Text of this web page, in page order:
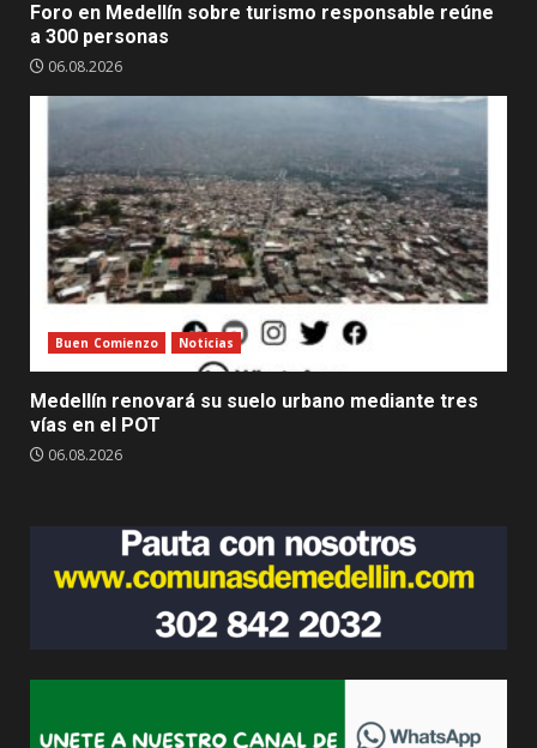
Foro en Medellín sobre turismo responsable reúne
a 300 personas
06.08.2026
Buen Comienzo Noticias
Medellín renovará su suelo urbano mediante tres
vías en el POT
06.08.2026